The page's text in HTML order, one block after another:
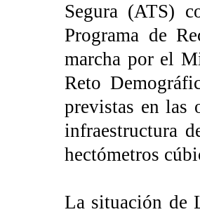
Segura (ATS)
Programa de
marcha por el
Reto
previstas en las
infraestructura
hectómetros
La situación de